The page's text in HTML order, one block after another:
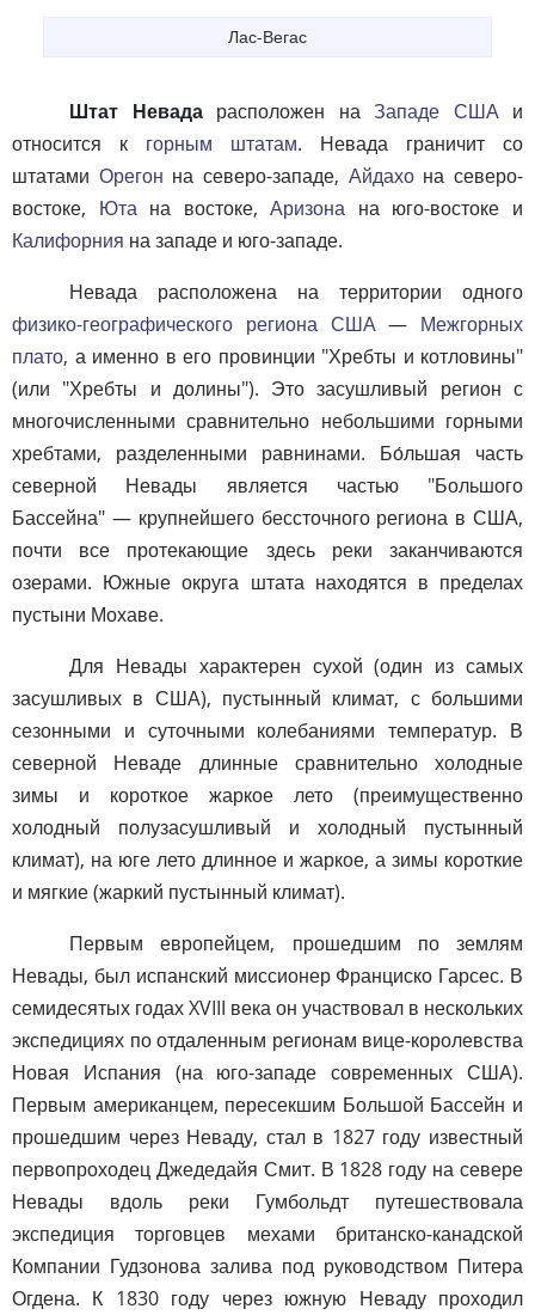
Лас-Вегас
Штат Невадарасположен на Западе СШАи
относится к горным штатам. Невада граничит со
штатами Орегон на северо-западе, Айдахона северо-
востоке, Ютана востоке,Аризона на юго-востоке и
Калифорния на западе и юго-западе.
Невада расположена на территории одного
физико-географического региона США— Межгорных
плато, а именно в его провинции "Хребты и котловины"
(или "Хребты и долины"). Это засушливый регион с
многочисленными сравнительно небольшими горными
хребтами, разделенными равнинами. Бо́льшая часть
северной Невады является частью "Большого
Бассейна" — крупнейшего бессточного региона в США,
почти все протекающие здесь реки заканчиваются
озерами. Южные округа штата находятся в пределах
пустыни Мохаве.
Для Невады характерен сухой (один из самых
засушливых в США), пустынный климат, с большими
сезонными и суточными колебаниями температур. В
северной Неваде длинные сравнительно холодные
зимы и короткое жаркое лето (преимущественно
холодный полузасушливый и холодный пустынный
климат), на юге лето длинное и жаркое, а зимы короткие
и мягкие (жаркий пустынный климат).
Первым европейцем, прошедшим по землям
Невады, был испанский миссионер Франциско Гарсес. В
семидесятых годах XVIII века он участвовал в нескольких
экспедициях по отдаленным регионам вице-королевства
Новая Испания (на юго-западе современных США).
Первым американцем, пересекшим Большой Бассейн и
прошедшим через Неваду, стал в 1827 году известный
первопроходец Джедедайя Смит. В 1828 году на севере
Невады вдоль реки Гумбольдт путешествовала
экспедиция торговцев мехами британско-канадской
Компании Гудзонова залива под руководством Питера
Огдена. К 1830 году через южную Неваду проходил